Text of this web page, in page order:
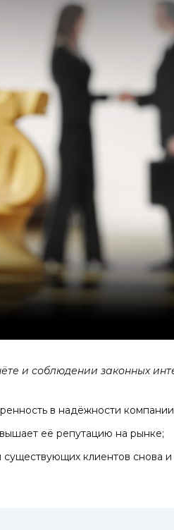
и соблюдении законных
в надёжности
её репутацию на рынке;
существующих клиентов снова